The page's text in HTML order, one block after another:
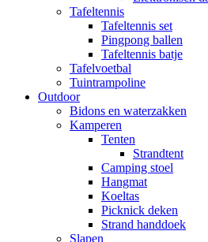
Tafeltennis
Tafeltennis set
Pingpong ballen
Tafeltennis batje
Tafelvoetbal
Tuintrampoline
Outdoor
Bidons en waterzakken
Kamperen
Tenten
Strandtent
Camping stoel
Hangmat
Koeltas
Picknick deken
Strand handdoek
Slapen